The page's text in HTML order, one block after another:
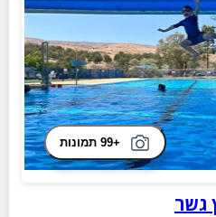
+99 תמונות
גשר